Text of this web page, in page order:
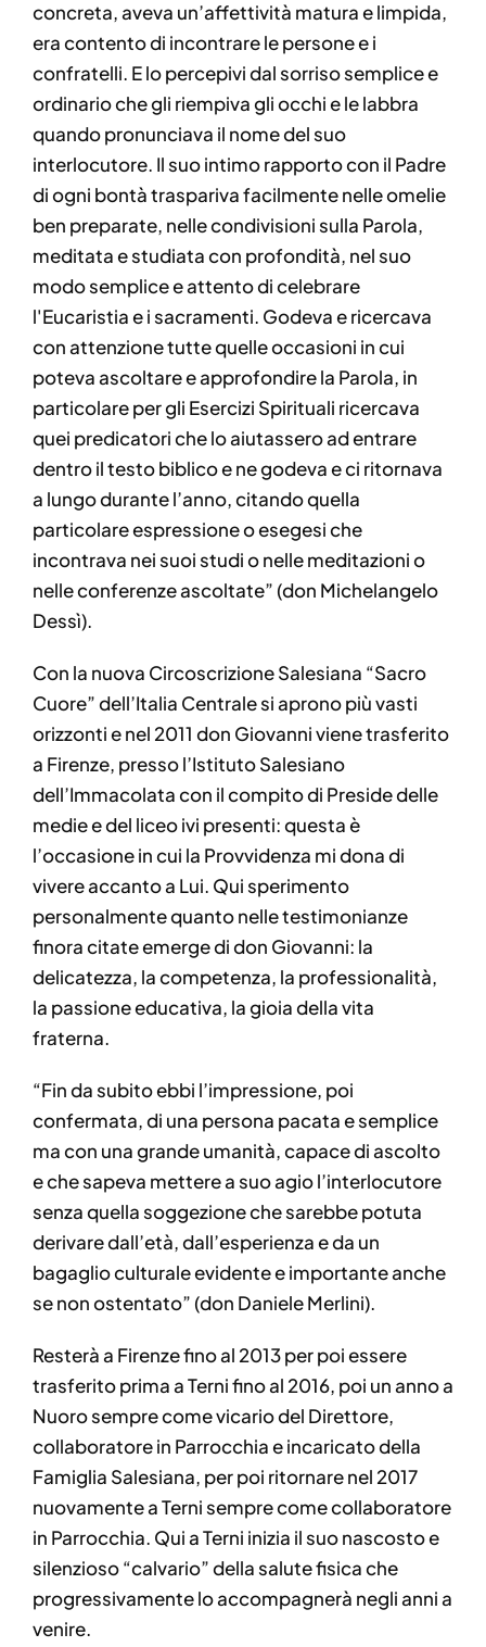
concreta, aveva un’affettività matura e limpida,
era contento di incontrare le persone e i
confratelli. E lo percepivi dal sorriso semplice e
ordinario che gli riempiva gli occhi e le labbra
quando pronunciava il nome del suo
interlocutore. Il suo intimo rapporto con il Padre
di ogni bontà traspariva facilmente nelle omelie
ben preparate, nelle condivisioni sulla Parola,
meditata e studiata con profondità, nel suo
modo semplice e attento di celebrare
l'Eucaristia e i sacramenti. Godeva e ricercava
con attenzione tutte quelle occasioni in cui
poteva ascoltare e approfondire la Parola, in
particolare per gli Esercizi Spirituali ricercava
quei predicatori che lo aiutassero ad entrare
dentro il testo biblico e ne godeva e ci ritornava
a lungo durante l’anno, citando quella
particolare espressione o esegesi che
incontrava nei suoi studi o nelle meditazioni o
nelle conferenze ascoltate” (don Michelangelo
Dessì).
Con la nuova Circoscrizione Salesiana “Sacro
Cuore” dell’Italia Centrale si aprono più vasti
orizzonti e nel 2011 don Giovanni viene trasferito
a Firenze, presso l’Istituto Salesiano
dell’Immacolata con il compito di Preside delle
medie e del liceo ivi presenti: questa è
l’occasione in cui la Provvidenza mi dona di
vivere accanto a Lui. Qui sperimento
personalmente quanto nelle testimonianze
finora citate emerge di don Giovanni: la
delicatezza, la competenza, la professionalità,
la passione educativa, la gioia della vita
fraterna.
“Fin da subito ebbi l’impressione, poi
confermata, di una persona pacata e semplice
ma con una grande umanità, capace di ascolto
e che sapeva mettere a suo agio l’interlocutore
senza quella soggezione che sarebbe potuta
derivare dall’età, dall’esperienza e da un
bagaglio culturale evidente e importante anche
se non ostentato” (don Daniele Merlini).
Resterà a Firenze fino al 2013 per poi essere
trasferito prima a Terni fino al 2016, poi un anno a
Nuoro sempre come vicario del Direttore,
collaboratore in Parrocchia e incaricato della
Famiglia Salesiana, per poi ritornare nel 2017
nuovamente a Terni sempre come collaboratore
in Parrocchia. Qui a Terni inizia il suo nascosto e
silenzioso “calvario” della salute fisica che
progressivamente lo accompagnerà negli anni a
venire.